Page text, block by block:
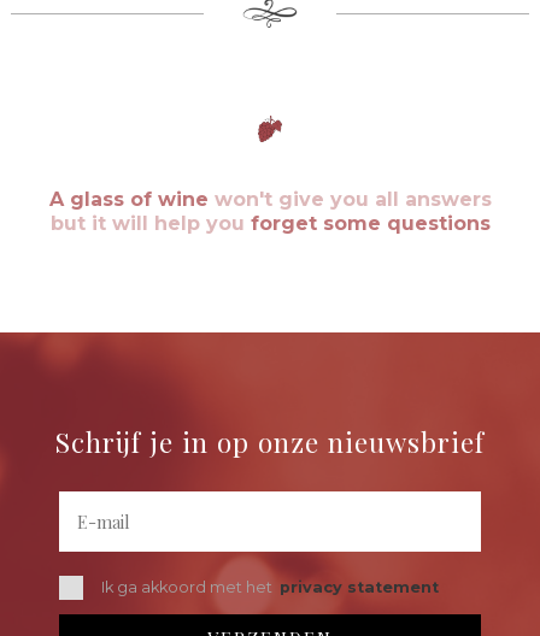
A glass of wine won't give you all answers
but it will help you forget some questions
Schrijf je in op onze nieuwsbrief
Ik ga akkoord met het privacy statement